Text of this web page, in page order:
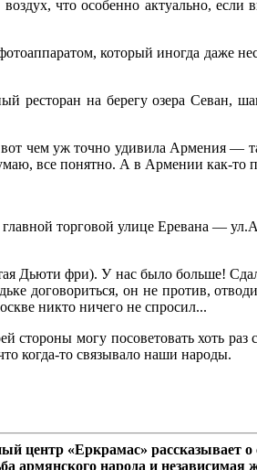
что особенно актуально,
который иногда даже
ресторан на берегу озера
чем уж точно удивила Армения
все понятно. А в Армении как-
торговой улице Еревана —
Дьюти фри). У нас было больше!
договориться, он не против,
никто ничего не спросил...
стороны могу посоветовать хоть
когда-то связывало наши народы.
центр «Еркрамас»
армянского народа и